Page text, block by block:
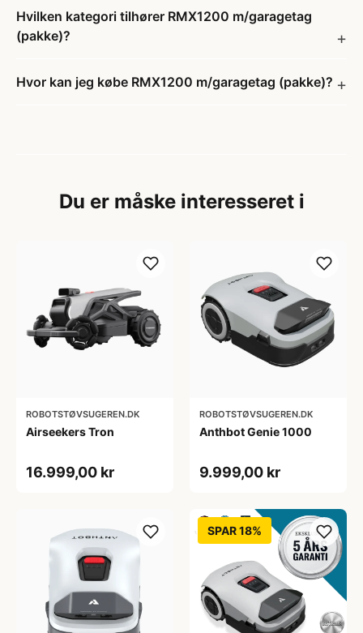
Hvilken kategori tilhører RMX1200 m/garagetag
(pakke)?
Hvor kan jeg købe RMX1200 m/garagetag (pakke)?
Du er måske interesseret i
ROBOTSTØVSUGEREN.DK
Airseekers Tron
16.999,00 kr
ROBOTSTØVSUGEREN.DK
Anthbot Genie 1000
9.999,00 kr
SPAR 18%